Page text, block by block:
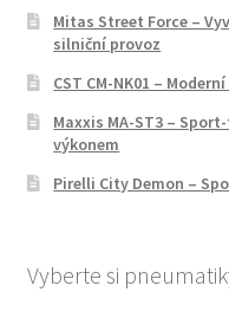
Mitas Street Force –
silniční provoz
CST CM-NK01 –
Maxxis MA-ST3 –
výkonem
Pirelli City Demon –
Vyberte si